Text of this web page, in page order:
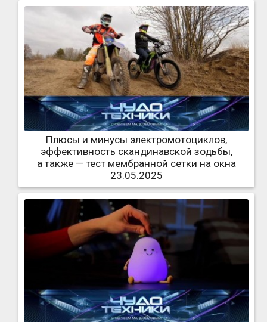
Плюсы и минусы электромотоциклов,
эффективность скандинавской зодьбы,
а также — тест мембранной сетки на окна
23.05.2025